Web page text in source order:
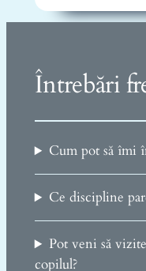
Întrebări
Cum pot să îmi
Ce discipline
Pot veni să
copilul?